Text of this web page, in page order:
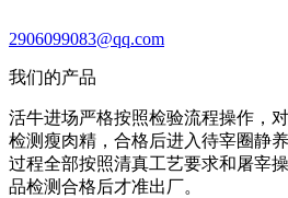
2906099083@qq.com
我们的产品
活牛进场严格按照检验流程操作，
检测瘦肉精，合格后进入待宰圈静
过程全部按照清真工艺要求和屠宰
品检测合格后才准出厂。